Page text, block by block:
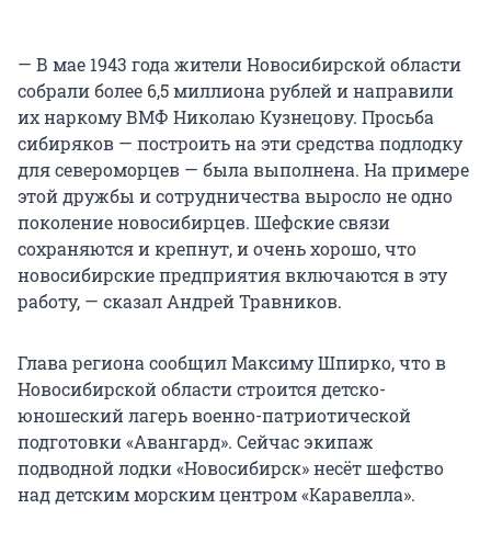
— В мае 1943 года жители Новосибирской области
собрали более 6,5 миллиона рублей и направили
их наркому ВМФ Николаю Кузнецову. Просьба
сибиряков — построить на эти средства подлодку
для североморцев — была выполнена. На примере
этой дружбы и сотрудничества выросло не одно
поколение новосибирцев. Шефские связи
сохраняются и крепнут, и очень хорошо, что
новосибирские предприятия включаются в эту
работу, — сказал Андрей Травников.
Глава региона сообщил Максиму Шпирко, что в
Новосибирской области строится детско-
юношеский лагерь военно-патриотической
подготовки «Авангард». Сейчас экипаж
подводной лодки «Новосибирск» несёт шефство
над детским морским центром «Каравелла».